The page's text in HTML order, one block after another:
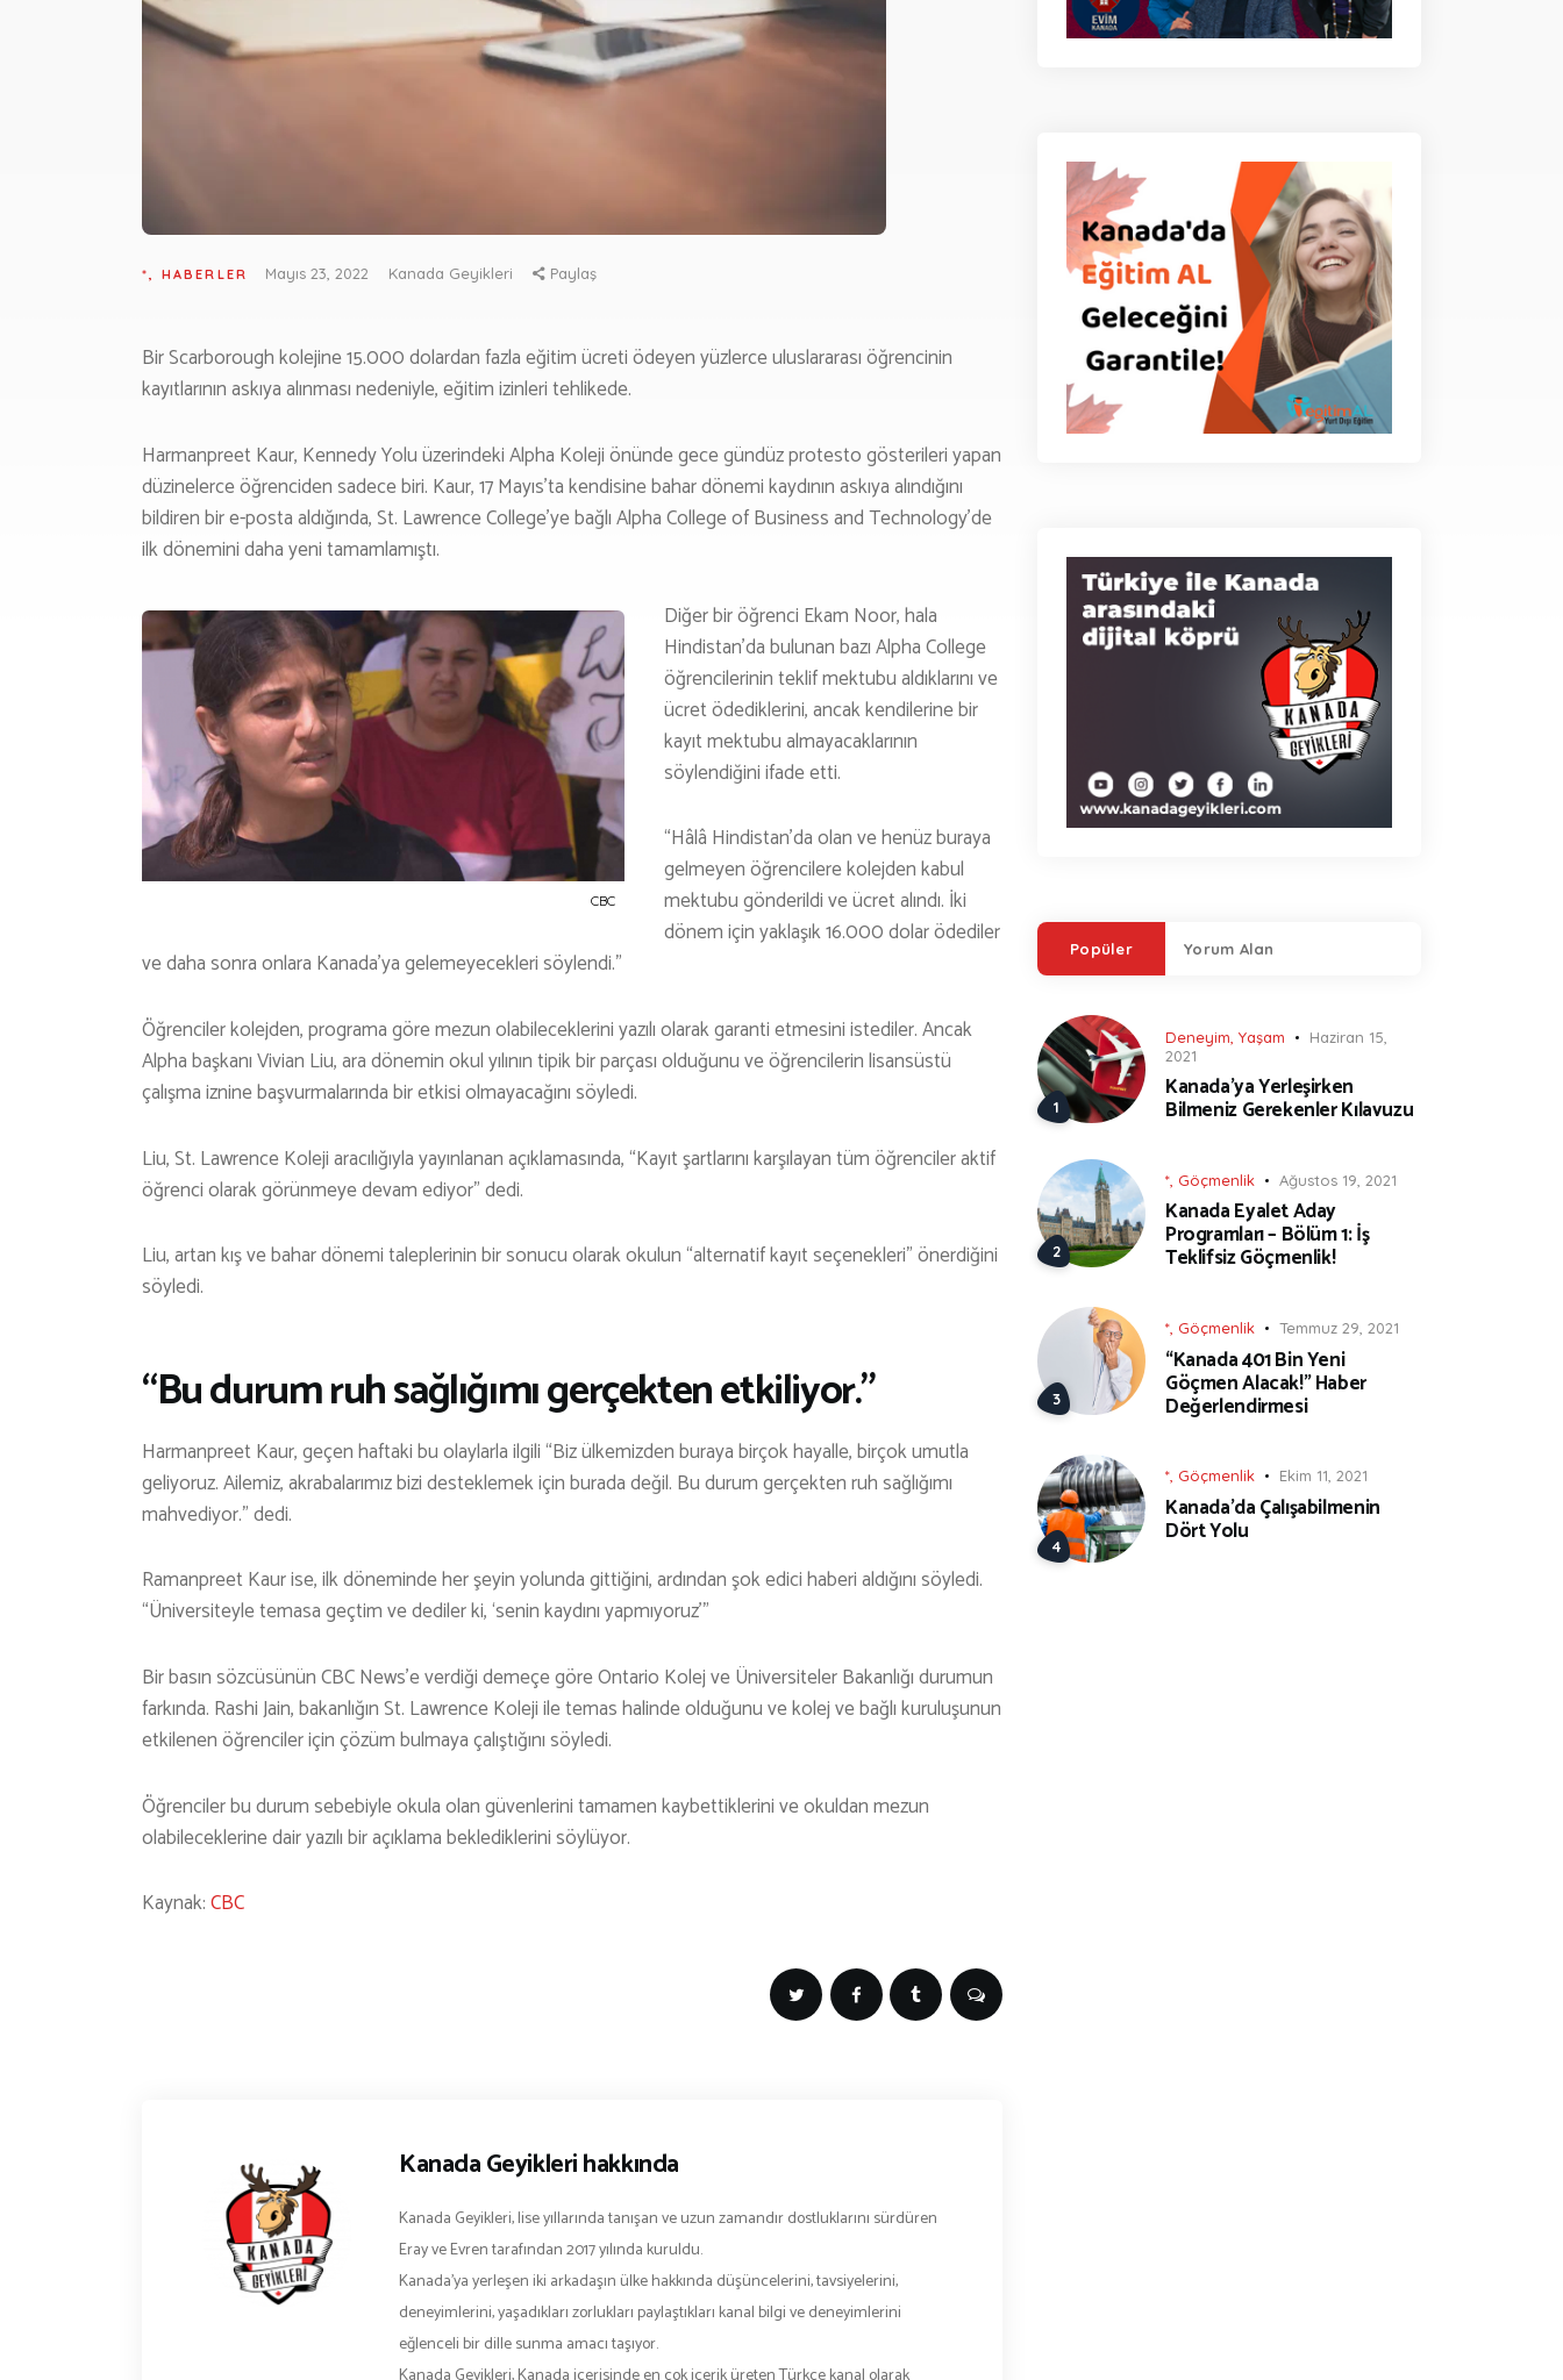
Deneyim
Yaşam
HAKKIMIZDA
İLETIŞIM
İş Birliği Ve Sponsorluk
*, HABERLER Mayıs 23, 2022 Kanada Geyikleri Paylaş
Bir Scarborough kolejine 15.000 dolardan fazla eğitim ücreti ödeyen yüzlerce uluslararası öğrencinin
kayıtlarının askıya alınması nedeniyle, eğitim izinleri tehlikede.
Harmanpreet Kaur, Kennedy Yolu üzerindeki Alpha Koleji önünde gece gündüz protesto gösterileri yapan
düzinelerce öğrenciden sadece biri. Kaur, 17 Mayıs’ta kendisine bahar dönemi kaydının askıya alındığını
bildiren bir e-posta aldığında, St. Lawrence College’ye bağlı Alpha College of Business and Technology’de
ilk dönemini daha yeni tamamlamıştı.
CBC
Diğer bir öğrenci Ekam Noor, hala
Hindistan’da bulunan bazı Alpha College
öğrencilerinin teklif mektubu aldıklarını ve
ücret ödediklerini, ancak kendilerine bir
kayıt mektubu almayacaklarının
söylendiğini ifade etti.
“Hâlâ Hindistan’da olan ve henüz buraya
gelmeyen öğrencilere kolejden kabul
mektubu gönderildi ve ücret alındı. İki
dönem için yaklaşık 16.000 dolar ödediler
ve daha sonra onlara Kanada’ya gelemeyecekleri söylendi.”
Öğrenciler kolejden, programa göre mezun olabileceklerini yazılı olarak garanti etmesini istediler. Ancak
Alpha başkanı Vivian Liu, ara dönemin okul yılının tipik bir parçası olduğunu ve öğrencilerin lisansüstü
çalışma iznine başvurmalarında bir etkisi olmayacağını söyledi.
Liu, St. Lawrence Koleji aracılığıyla yayınlanan açıklamasında, “Kayıt şartlarını karşılayan tüm öğrenciler aktif
öğrenci olarak görünmeye devam ediyor” dedi.
Liu, artan kış ve bahar dönemi taleplerinin bir sonucu olarak okulun “alternatif kayıt seçenekleri” önerdiğini
söyledi.
“Bu durum ruh sağlığımı gerçekten etkiliyor.”
Harmanpreet Kaur, geçen haftaki bu olaylarla ilgili “Biz ülkemizden buraya birçok hayalle, birçok umutla
geliyoruz. Ailemiz, akrabalarımız bizi desteklemek için burada değil. Bu durum gerçekten ruh sağlığımı
mahvediyor.” dedi.
Ramanpreet Kaur ise, ilk döneminde her şeyin yolunda gittiğini, ardından şok edici haberi aldığını söyledi.
“Üniversiteyle temasa geçtim ve dediler ki, ‘senin kaydını yapmıyoruz'”
Bir basın sözcüsünün CBC News’e verdiği demeçe göre Ontario Kolej ve Üniversiteler Bakanlığı durumun
farkında. Rashi Jain, bakanlığın St. Lawrence Koleji ile temas halinde olduğunu ve kolej ve bağlı kuruluşunun
etkilenen öğrenciler için çözüm bulmaya çalıştığını söyledi.
Öğrenciler bu durum sebebiyle okula olan güvenlerini tamamen kaybettiklerini ve okuldan mezun
olabileceklerine dair yazılı bir açıklama beklediklerini söylüyor.
Kaynak:CBC
Kanada Geyikleri hakkında
Kanada Geyikleri, lise yıllarında tanışan ve uzun zamandır dostluklarını sürdüren
Eray ve Evren tarafından 2017 yılında kuruldu.
Kanada’ya yerleşen iki arkadaşın ülke hakkında düşüncelerini, tavsiyelerini,
deneyimlerini, yaşadıkları zorlukları paylaştıkları kanal bilgi ve deneyimlerini
eğlenceli bir dille sunma amacı taşıyor.
Popüler Yorum Alan
Deneyim Yaşam
Haziran 15,
2021
Kanada’ya Yerleşirken
Bilmeniz Gerekenler Kılavuzu
* Göçmenlik Ağustos 19, 2021
Kanada Eyalet Aday
Programları – Bölüm 1: İş
Teklifsiz Göçmenlik!
* Göçmenlik Temmuz 29, 2021
“Kanada 401 Bin Yeni
Göçmen Alacak!” Haber
Değerlendirmesi
* Göçmenlik Ekim 11, 2021
Kanada’da Çalışabilmenin
Dört Yolu